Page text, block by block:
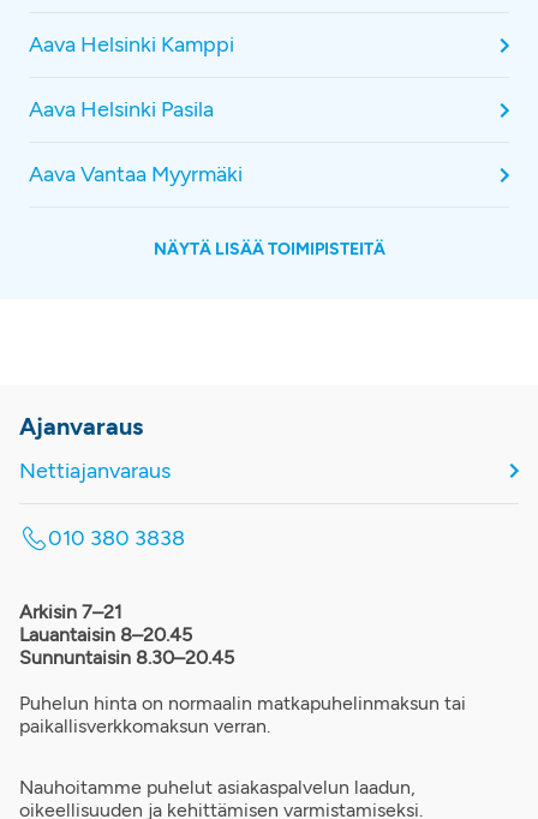
Aava Helsinki Kamppi
Aava Helsinki Pasila
Aava Vantaa Myyrmäki
NÄYTÄ LISÄÄ TOIMIPISTEITÄ
Ajanvaraus
Nettiajanvaraus
010 380 3838
Arkisin 7–21
Lauantaisin 8–20.45
Sunnuntaisin 8.30–20.45
Puhelun hinta on normaalin matkapuhelinmaksun tai
paikallisverkkomaksun verran.
Nauhoitamme puhelut asiakaspalvelun laadun,
oikeellisuuden ja kehittämisen varmistamiseksi.